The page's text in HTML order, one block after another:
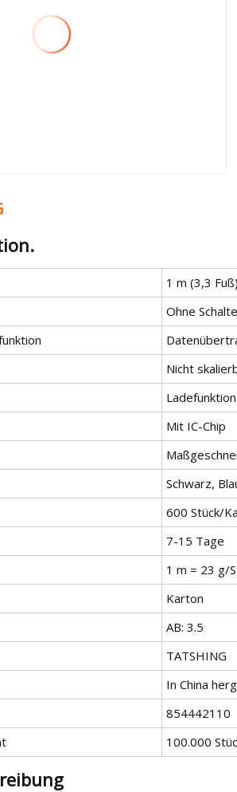
1 m (3,3
Ohne
Nicht
Ladefunktion
Mit IC-Chip
Schwarz,
600 Stück/
7-15 Tage
1 m = 23 g/
Karton
AB: 3.5
TATSHING
In China
854442110
100.000